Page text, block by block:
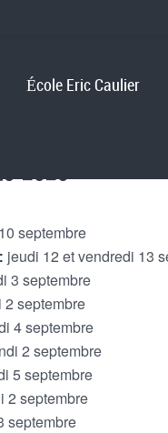
École Eric Caulier
2020
septembre
jeudi 12 et vendredi 13
3 septembre
2 septembre
4 septembre
2 septembre
5 septembre
2 septembre
septembre